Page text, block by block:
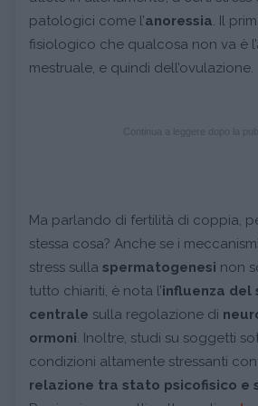
patologici come l’anoressia. Il
fisiologico che qualcosa non va è
mestruale, e quindi dell’ovulazione.
Ma parlando di fertilità di coppia,
stessa cosa? Anche se i
stress sulla spermatogenesi non
tutto chiariti, è nota l’influenza del
centrale sulla regolazione di
ormoni. Inoltre, studi su soggetti
condizioni altamente stressanti
relazione tra stato psicofisico e